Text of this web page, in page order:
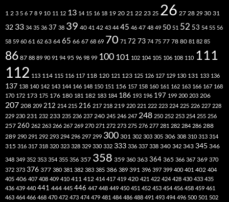
1 2 3 5 6 7 8 9 10 11 12 13 14 15 16 18 19 20 21 22 23 25 26 27 28 29 30 31
32 33 34 35 36 37 38 39 40 41 42 43 44 45 46 47 48 49 50 51 52 53 54 55 56
58 59 60 61 62 63 64 65 66 67 68 69 70 71 72 73 74 75 77 78 80 81 82 85
86 87 88 89 90 91 94 95 96 98 99 100 101 102 104 105 106 108 110 111
112 113 114 115 116 117 118 120 121 123 125 126 127 129 130 131 133 136
137 138 140 142 143 144 146 148 150 151 156 157 158 160 161 162 163 166 167 168
170 172 173 175 176 180 181 182 183 184 186 193 196 197 199 200 203 206
207 208 209 212 214 215 216 217 218 219 220 221 222 223 224 225 226 227 228
229 230 231 232 233 235 236 237 240 245 246 247 248 250 252 253 254 255 256
257 260 262 263 266 267 269 270 271 272 273 275 276 277 281 282 284 286 288
289 290 291 292 293 294 296 297 299 300 301 302 303 305 306 308 310 313 314
315 316 317 318 320 323 328 329 330 332 333 336 337 338 340 342 343 345 346
348 349 352 353 354 355 356 357 358 359 360 363 364 365 366 367 369 370
372 373 376 377 380 381 382 383 385 386 389 391 396 397 399 400 401 402 404
405 406 407 408 409 410 411 412 414 417 419 420 421 422 424 428 430 433 435
436 439 440 441 444 445 446 447 448 449 450 451 452 453 454 456 458 459 461
463 464 466 468 470 472 473 474 479 481 484 486 488 491 493 494 496 500 501 502